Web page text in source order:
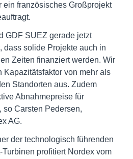
ein französisches Großprojekt
GDF SUEZ gerade jetzt
dass solide Projekte auch in
Zeiten finanziert werden. Wir
Kapazitätsfaktor von mehr als
Standorten aus. Zudem
Abnahmepreise für
Carsten Pedersen,
AG.
der technologisch führenden
profitiert Nordex vom